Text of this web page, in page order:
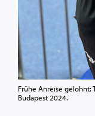
Frühe Anreise gelohnt:
Budapest 2024.